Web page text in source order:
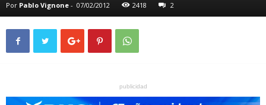
Por Pablo Vignone - 07/02/2012 2418 2
publicidad